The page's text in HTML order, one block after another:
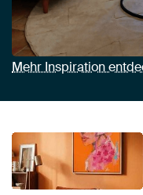
Mehr Inspiration